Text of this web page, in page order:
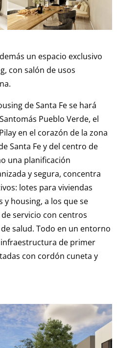
un espacio exclusivo
con salón de usos
de Santa Fe se hará
Pueblo Verde, el
en el corazón de la zona
Santa Fe y del centro de
una planificación
y segura, concentra
lotes para viviendas
housing, a los que se
servicio con centros
salud. Todo en un entorno
de primer
con cordón cuneta y